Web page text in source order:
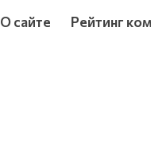
О сайте Рейтинг